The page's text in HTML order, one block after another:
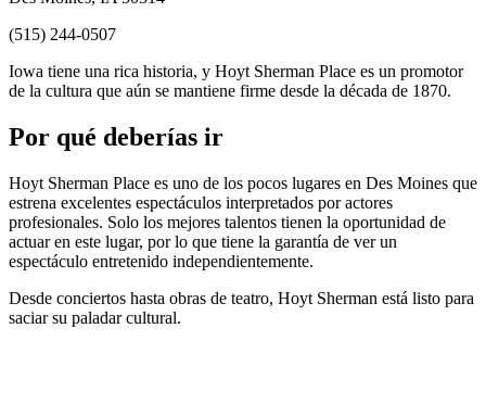
(515) 244-0507
Iowa tiene una rica historia, y Hoyt Sherman Place es un promotor
de la cultura que aún se mantiene firme desde la década de 1870.
Por qué deberías ir
Hoyt Sherman Place es uno de los pocos lugares en Des Moines que
estrena excelentes espectáculos interpretados por actores
profesionales. Solo los mejores talentos tienen la oportunidad de
actuar en este lugar, por lo que tiene la garantía de ver un
espectáculo entretenido independientemente.
Desde conciertos hasta obras de teatro, Hoyt Sherman está listo para
saciar su paladar cultural.